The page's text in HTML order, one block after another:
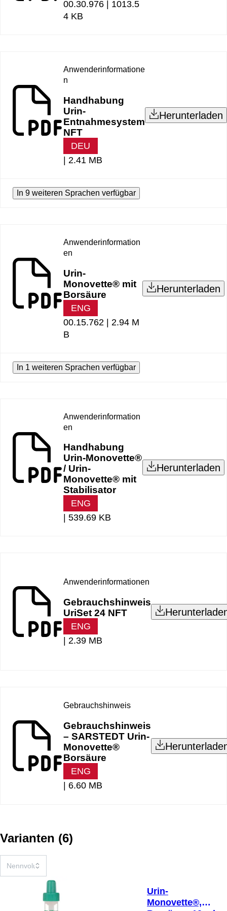
00.30.976 | 1013.5
4 KB
Anwenderinformatione
n
Handhabung
Urin-
Entnahmesystem
NFT
DEU
| 2.41 MB
Herunterladen
In 9 weiteren Sprachen verfügbar
Anwenderinformation
en
Urin-
Monovette® mit
Borsäure
ENG
00.15.762 | 2.94 M
B
Herunterladen
In 1 weiteren Sprachen verfügbar
Anwenderinformation
en
Handhabung
Urin-Monovette®
/ Urin-
Monovette® mit
Stabilisator
ENG
539.69 KB
Herunterladen
Anwenderinformationen
Gebrauchshinweis
UriSet 24 NFT
ENG
2.39 MB
Gebrauchshinweis
Gebrauchshinweis
– SARSTEDT Urin-
Monovette®
Borsäure
ENG
6.60 MB
Varianten (6)
Urin-
Monovette®,